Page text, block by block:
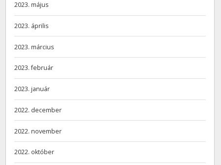
2023. május
2023. április
2023. március
2023. február
2023. január
2022. december
2022. november
2022. október